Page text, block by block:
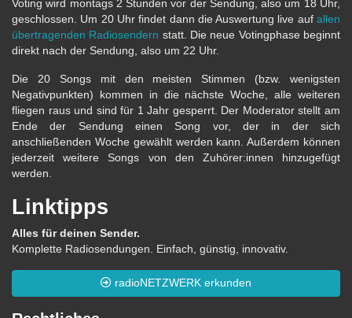
Voting wird montags 2 Stunden vor der Sendung, also um 18 Uhr,
geschlossen. Um 20 Uhr findet dann die Auswertung live auf allen
übertragenden Radiosendern statt. Die neue Votingphase beginnt
direkt nach der Sendung, also um 22 Uhr.
Die 20 Songs mit den meisten Stimmen (bzw. wenigsten
Negativpunkten) kommen in die nächste Woche, alle weiteren
fliegen raus und sind für 1 Jahr gesperrt. Der Moderator stellt am
Ende der Sendung einen Song vor, der in der sich
anschließenden Woche gewählt werden kann. Außerdem können
jederzeit weitere Songs von den Zuhörer:innen hinzugefügt
werden.
Linktipps
Alles für deinen Sender.
Komplette Radiosendungen. Einfach, günstig, innovativ.
radioNETZWERK erkunden